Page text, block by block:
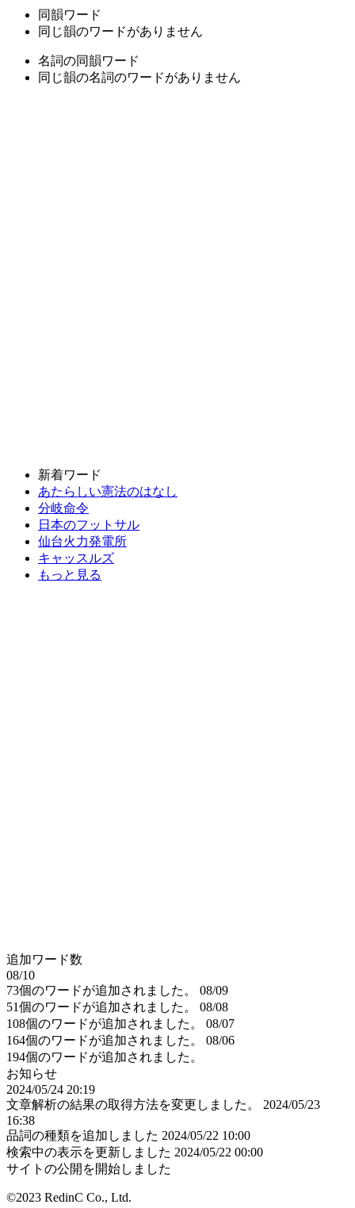
同韻ワード
同じ韻のワードがありません
名詞の同韻ワード
同じ韻の名詞のワードがありません
新着ワード
あたらしい憲法のはなし
分岐命令
日本のフットサル
仙台火力発電所
キャッスルズ
もっと見る
追加ワード数
08/10
73個のワードが追加されました。
08/09
51個のワードが追加されました。
08/08
108個のワードが追加されました。
08/07
164個のワードが追加されました。
08/06
194個のワードが追加されました。
お知らせ
2024/05/24 20:19
文章解析の結果の取得方法を変更しました。
2024/05/23
16:38
品詞の種類を追加しました 2024/05/22 10:00
検索中の表示を更新しました 2024/05/22 00:00
サイトの公開を開始しました
©2023 RedinC Co., Ltd.